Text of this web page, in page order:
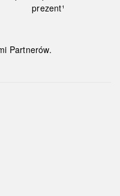
prezent¹
Partnerów.